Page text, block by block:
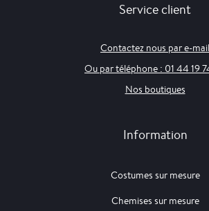
Service client
Contactez nous par e-mail
Ou par téléphone : 01 44 19
Nos boutiques
Information
Costumes sur mesure
Chemises sur mesure